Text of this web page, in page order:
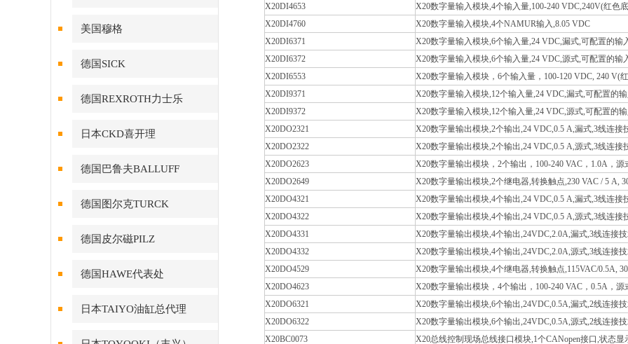
美国穆格
德国SICK
德国REXROTH力士乐
日本CKD喜开理
德国巴鲁夫BALLUFF
德国图尔克TURCK
德国皮尔磁PILZ
德国HAWE代表处
日本TAIYO油缸总代理
X20DI4653
X20数字量输入模块,4个输入量,100-240 VDC,240V(红色
X20DI4760
X20数字量输入模块,4个NAMUR输入,8.05 VDC
X20DI6371
X20数字量输入模块,6个输入量,24 VDC,漏式,可配置的输
X20DI6372
X20数字量输入模块,6个输入量,24 VDC,源式,可配置的输
X20DI6553
X20数字量输入模块，6个输入量，100-120 VDC, 240 V(
X20DI9371
X20数字量输入模块,12个输入量,24 VDC,漏式,可配置的
X20DI9372
X20数字量输入模块,12个输入量,24 VDC,源式,可配置的
X20DO2321
X20数字量输出模块,2个输出,24 VDC,0.5 A,漏式,3线连接
X20DO2322
X20数字量输出模块,2个输出,24 VDC,0.5 A,源式,3线连接
X20DO2623
X20数字量输出模块，2个输出，100-240 VAC，1.0A，
X20DO2649
X20数字量输出模块,2个继电器,转换触点,230 VAC / 5 A,
X20DO4321
X20数字量输出模块,4个输出,24 VDC,0.5 A,漏式,3线连接
X20DO4322
X20数字量输出模块,4个输出,24 VDC,0.5 A,源式,3线连接
X20DO4331
X20数字量输出模块,4个输出,24VDC,2.0A,漏式,3线连接
X20DO4332
X20数字量输出模块,4个输出,24VDC,2.0A,源式,3线连接
X20DO4529
X20数字量输出模块,4个继电器,转换触点,115VAC/0.5A,
X20DO4623
X20数字量输出模块，4个输出，100-240 VAC，0.5A，
X20DO6321
X20数字量输出模块,6个输出,24VDC,0.5A,漏式,2线连接
X20DO6322
X20数字量输出模块,6个输出,24VDC,0.5A,源式,2线连接
X20BC0073
X20总线控制现场总线接口模块,1个CANopen接口,状态显